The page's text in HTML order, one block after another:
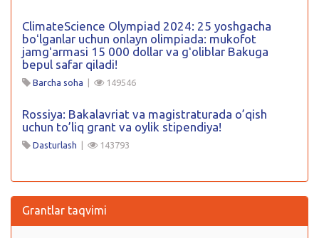
ClimateScience Olympiad 2024: 25 yoshgacha
boʻlganlar uchun onlayn olimpiada: mukofot
jamgʻarmasi 15 000 dollar va gʻoliblar Bakuga
bepul safar qiladi!
Barcha soha | 149546
Rossiya: Bakalavriat va magistraturada o’qish
uchun to’liq grant va oylik stipendiya!
Dasturlash | 143793
Grantlar taqvimi